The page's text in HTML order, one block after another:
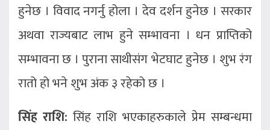
हुनेछ । विवाद नगर्नु होला । देव दर्शन हुनेछ । सरकार
अथवा राज्यबाट लाभ हुने सम्भावना । धन प्राप्तिको
सम्भावना छ । पुराना साथीसंग भेटघाट हुनेछ । शुभ रंग
रातो हो भने शुभ अंक ३ रहेको छ ।
सिंह राशि: सिंह राशि भएकाहरुकाले प्रेम सम्बन्धमा